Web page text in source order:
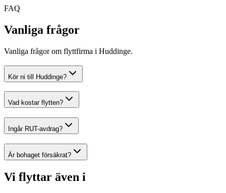
FAQ
Vanliga frågor
Vanliga frågor om flyttfirma i Huddinge.
Kör ni till Huddinge?
Vad kostar flytten?
Ingår RUT-avdrag?
Är bohaget försäkrat?
Vi flyttar även i